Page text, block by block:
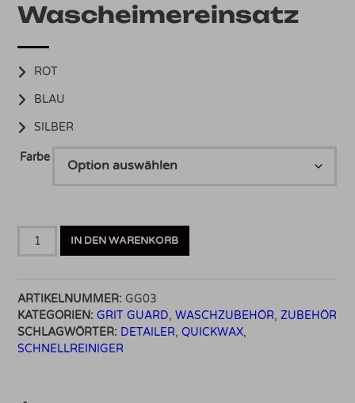
Wascheimereinsatz
ROT
BLAU
SILBER
Farbe
GritGuard
Menge
IN DEN WARENKORB
ARTIKELNUMMER: GG03
KATEGORIEN: GRIT GUARD,WASCHZUBEHÖR,ZUBEHÖR
SCHLAGWÖRTER: DETAILER,QUICKWAX,
SCHNELLREINIGER